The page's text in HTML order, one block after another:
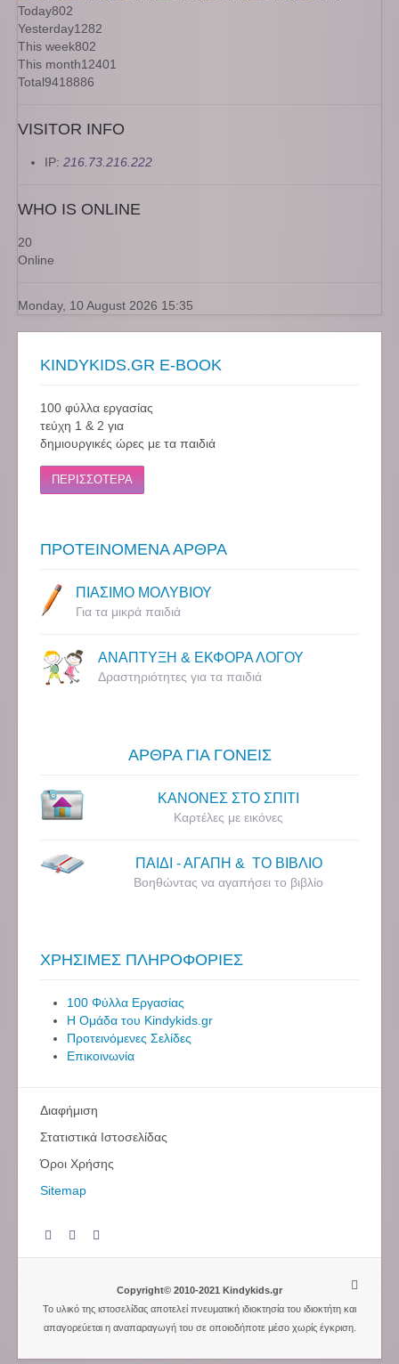
Today802
Yesterday1282
This week802
This month12401
Total9418886
VISITOR INFO
IP: 216.73.216.222
WHO IS ONLINE
20
Online
Monday, 10 August 2026 15:35
KINDYKIDS.GR E-BOOK
100 φύλλα εργασίας
τεύχη 1 & 2 για
δημιουργικές ώρες με τα παιδιά
ΠΕΡΙΣΣΟΤΕΡΑ
ΠΡΟΤΕΙΝΟΜΕΝΑ ΑΡΘΡΑ
ΠΙΑΣΙΜΟ ΜΟΛΥΒΙΟΥ
Για τα μικρά παιδιά
ΑΝΑΠΤΥΞΗ & ΕΚΦΟΡΑ ΛΟΓΟΥ
Δραστηριότητες για τα παιδιά
ΑΡΘΡΑ ΓΙΑ ΓΟΝΕΙΣ
ΚΑΝΟΝΕΣ ΣΤΟ ΣΠΙΤΙ
Καρτέλες με εικόνες
ΠΑΙΔΙ - ΑΓΑΠΗ & ΤΟ ΒΙΒΛΙΟ
Βοηθώντας να αγαπήσει το βιβλίο
ΧΡΗΣΙΜΕΣ ΠΛΗΡΟΦΟΡΙΕΣ
100 Φύλλα Εργασίας
Η Ομάδα του Kindykids.gr
Προτεινόμενες Σελίδες
Επικοινωνία
Διαφήμιση
Στατιστικά Ιστοσελίδας
Όροι Χρήσης
Sitemap
Copyright© 2010-2021 Kindykids.gr
Το υλικό της ιστοσελίδας αποτελεί πνευματική ιδιοκτησία του ιδιοκτήτη και
απαγορεύεται η αναπαραγωγή του σε οποιοδήποτε μέσο χωρίς έγκριση.